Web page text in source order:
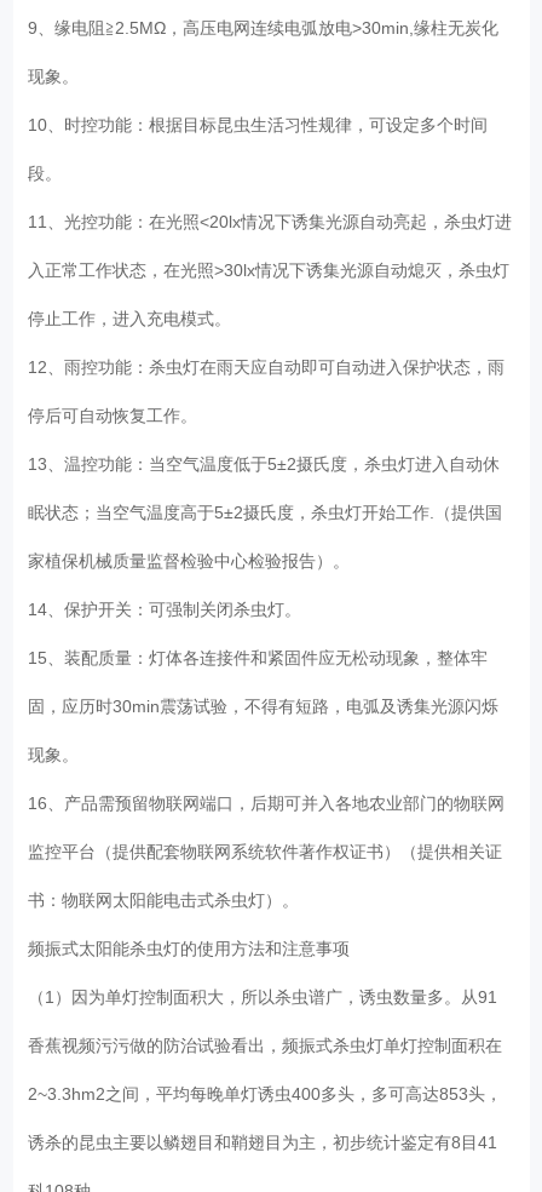
9、缘电阻≧2.5MΩ，高压电网连续电弧放电>30min,缘柱无炭化
现象。
10、时控功能：根据目标昆虫生活习性规律，可设定多个时间
段。
11、光控功能：在光照<20lx情况下诱集光源自动亮起，杀虫灯进
入正常工作状态，在光照>30lx情况下诱集光源自动熄灭，杀虫灯
停止工作，进入充电模式。
12、雨控功能：杀虫灯在雨天应自动即可自动进入保护状态，雨
停后可自动恢复工作。
13、温控功能：当空气温度低于5±2摄氏度，杀虫灯进入自动休
眠状态；当空气温度高于5±2摄氏度，杀虫灯开始工作.（提供国
家植保机械质量监督检验中心检验报告）。
14、保护开关：可强制关闭杀虫灯。
15、装配质量：灯体各连接件和紧固件应无松动现象，整体牢
固，应历时30min震荡试验，不得有短路，电弧及诱集光源闪烁
现象。
16、产品需预留物联网端口，后期可并入各地农业部门的物联网
监控平台（提供配套物联网系统软件著作权证书）（提供相关证
书：物联网太阳能电击式杀虫灯）。
频振式太阳能杀虫灯的使用方法和注意事项
（1）因为单灯控制面积大，所以杀虫谱广，诱虫数量多。从91
香蕉视频污污做的防治试验看出，频振式杀虫灯单灯控制面积在
2~3.3hm2之间，平均每晚单灯诱虫400多头，多可高达853头，
诱杀的昆虫主要以鳞翅目和鞘翅目为主，初步统计鉴定有8目41